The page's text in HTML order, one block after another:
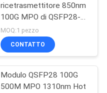
ricetrasmettitore 850nm
100G MPO di QSFP28-
100G-SR4 100G QSFP28
MOQ:1 pezzo
CONTATTO
Modulo QSFP28 100G
500M MPO 1310nm Hot